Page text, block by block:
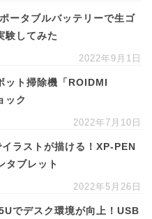
ータブルバッテリーで生ゴ
験してみた
2022年9月1日
ット掃除機「ROIDMI
ック
2022年7月10日
ラストが描ける！XP-PEN
ブレット
2022年5月26日
でデスク環境が向上！USB